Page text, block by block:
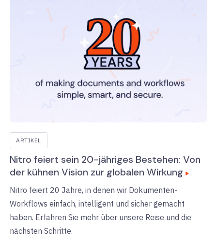
ARTIKEL
Nitro feiert sein 20-jähriges Bestehen: Von
der kühnen Vision zur globalen Wirkung
Nitro feiert 20 Jahre, in denen wir Dokumenten-
Workflows einfach, intelligent und sicher gemacht
haben. Erfahren Sie mehr über unsere Reise und die
nächsten Schritte.